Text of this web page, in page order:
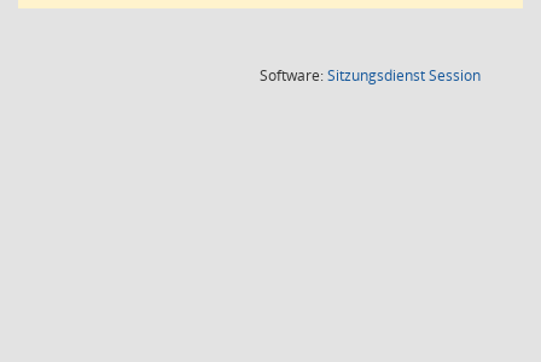
Software:SitzungsdienstSession(Wird in